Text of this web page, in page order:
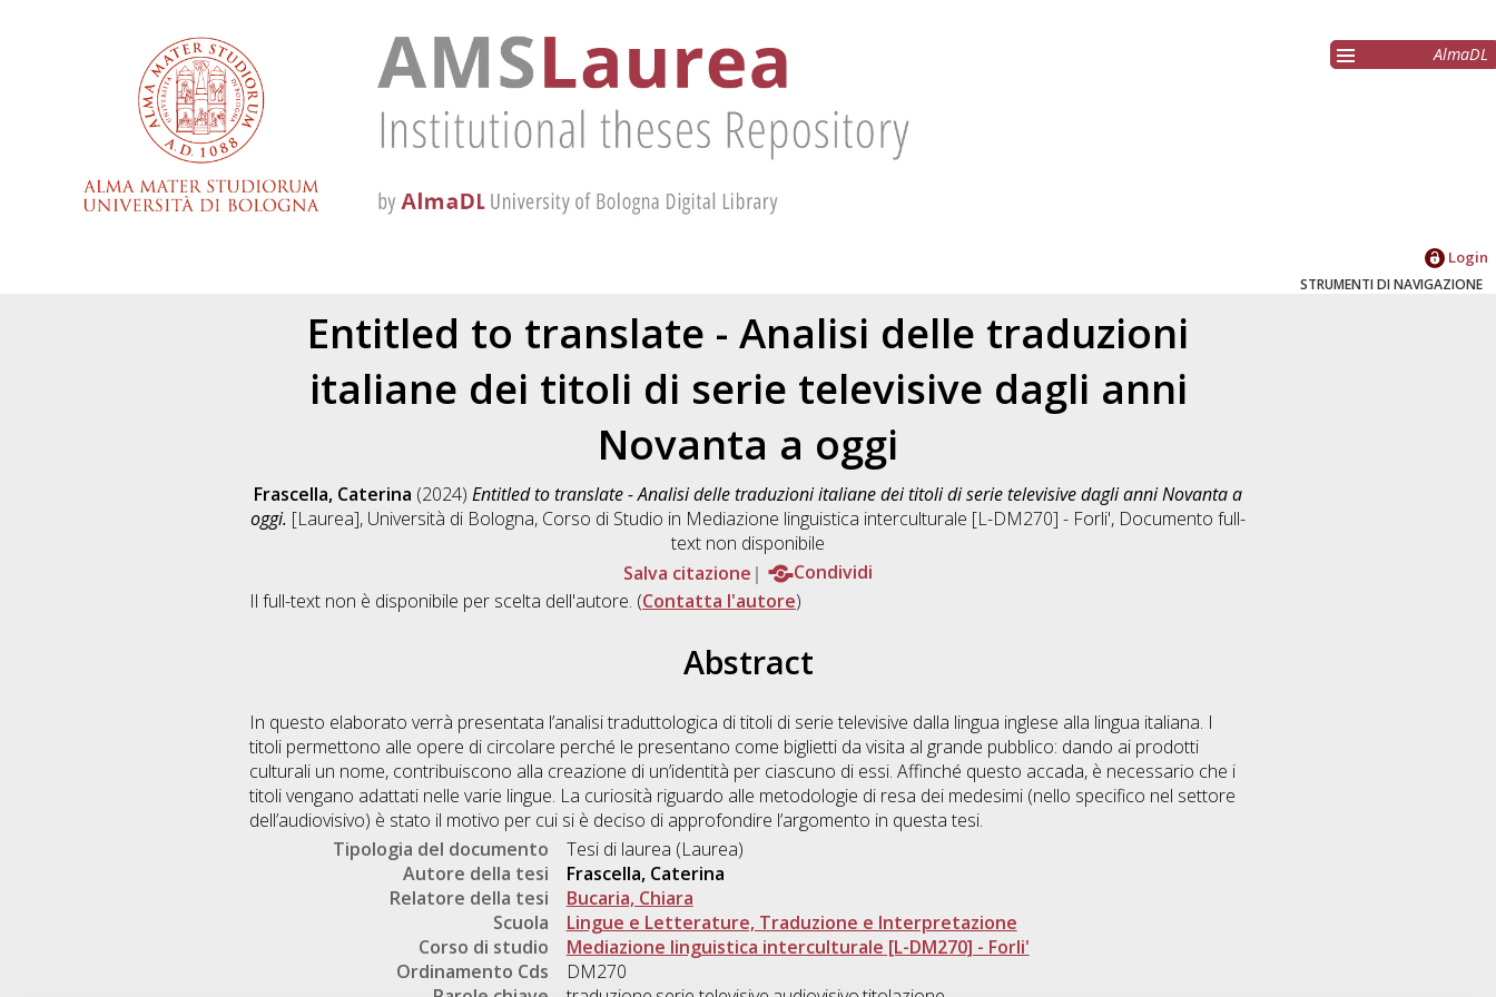
AlmaDL
Login
STRUMENTI DI NAVIGAZIONE
Entitled to translate - Analisi delle traduzioni
italiane dei titoli di serie televisive dagli anni
Novanta a oggi
Frascella, Caterina (2024) Entitled to translate - Analisi delle traduzioni italiane dei titoli di serie televisive dagli anni Novanta a
oggi. [Laurea], Università di Bologna, Corso di Studio in Mediazione linguistica interculturale [L-DM270] - Forli', Documento full-
text non disponibile
Salva citazione
Condividi
Il full-text non è disponibile per scelta dell'autore. (Contatta l'autore)
Abstract
In questo elaborato verrà presentata l’analisi traduttologica di titoli di serie televisive dalla lingua inglese alla lingua italiana. I
titoli permettono alle opere di circolare perché le presentano come biglietti da visita al grande pubblico: dando ai prodotti
culturali un nome, contribuiscono alla creazione di un’identità per ciascuno di essi. Affinché questo accada, è necessario che i
titoli vengano adattati nelle varie lingue. La curiosità riguardo alle metodologie di resa dei medesimi (nello specifico nel settore
dell’audiovisivo) è stato il motivo per cui si è deciso di approfondire l’argomento in questa tesi.
Tipologia del documento
Tesi di laurea (Laurea)
Autore della tesi
Frascella, Caterina
Relatore della tesi
Bucaria, Chiara
Scuola
Lingue e Letterature, Traduzione e Interpretazione
Corso di studio
Mediazione linguistica interculturale [L-DM270] - Forli'
Ordinamento Cds
DM270